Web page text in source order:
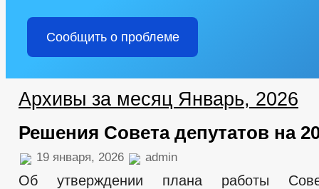
Сообщить о проблеме
Архивы за месяц Январь, 2026
Решения Совета депутатов на
19 января, 2026 admin
Об утверждении плана работы